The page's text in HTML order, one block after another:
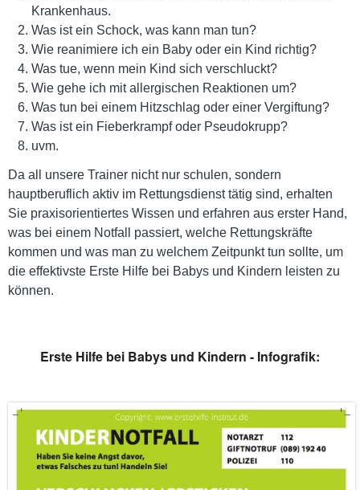
Krankenhaus.
Was ist ein Schock, was kann man tun?
Wie reanimiere ich ein Baby oder ein Kind richtig?
Was tue, wenn mein Kind sich verschluckt?
Wie gehe ich mit allergischen Reaktionen um?
Was tun bei einem Hitzschlag oder einer Vergiftung?
Was ist ein Fieberkrampf oder Pseudokrupp?
uvm.
Da all unsere Trainer nicht nur schulen, sondern
hauptberuflich aktiv im Rettungsdienst tätig sind, erhalten
Sie praxisorientiertes Wissen und erfahren aus erster Hand,
was bei einem Notfall passiert, welche Rettungskräfte
kommen und was man zu welchem Zeitpunkt tun sollte, um
die effektivste Erste Hilfe bei Babys und Kindern leisten zu
können.
Erste Hilfe bei Babys und Kindern - Infografik: